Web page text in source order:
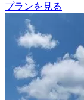
プランを見る